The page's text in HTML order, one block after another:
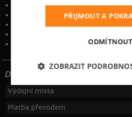
Zakázkový potisk textilu
Obchodní podmínky
Dotujeme poštovné
Výdejní místa
Platba převodem
PŘIJMOUT A
ODMÍTNOUT
ZOBRAZIT